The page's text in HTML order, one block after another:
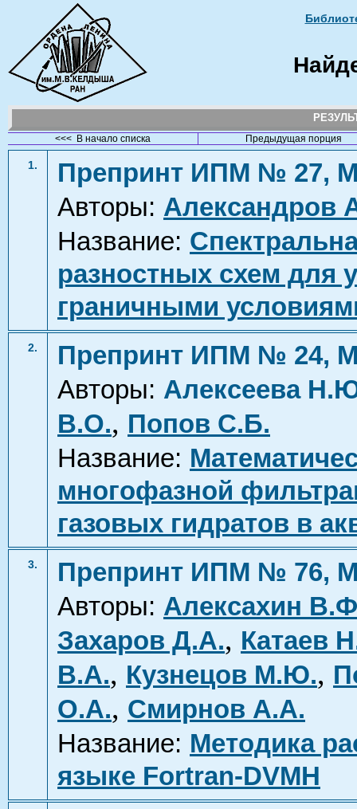
<<< В начало списка Предыдущая порция
1.
Препринт ИПМ № 27,
Авторы: Александров
Название:
разностных схем для
граничными
2.
Препринт ИПМ № 24,
Авторы: Алексеева
В.О., Попов С.Б.
Название:
многофазной
газовых гидратов в
3.
Препринт ИПМ № 76,
Авторы: Алексахин
Захаров Д.А., Катаев
В.А., Кузнецов М.Ю.,
О.А., Смирнов А.А.
Название: Методика
языке Fortran-DVMH